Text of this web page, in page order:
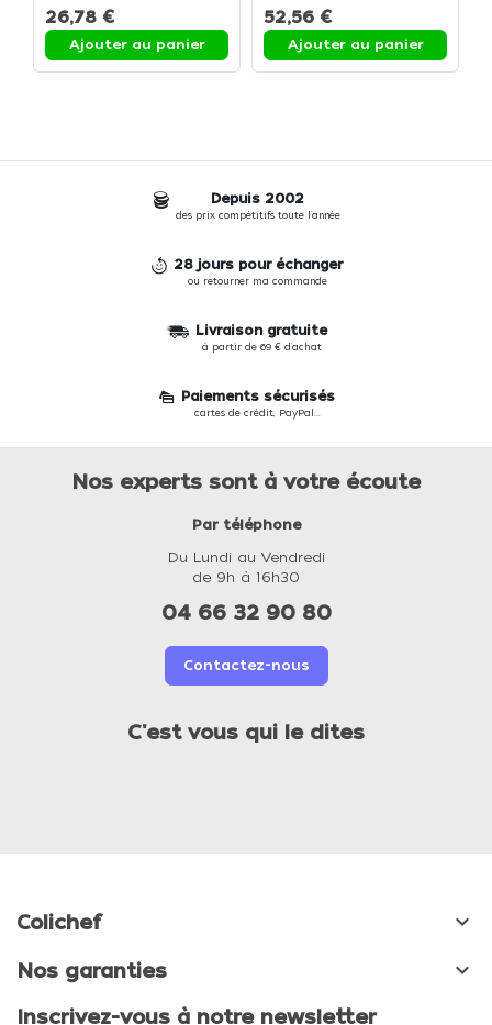
26,78 €
Ajouter au panier
52,56 €
Ajouter au panier
Depuis 2002
des prix compétitifs toute l'année
28 jours pour échanger
ou retourner ma commande
Livraison gratuite
à partir de 69 € d'achat
Paiements sécurisés
cartes de crédit, PayPal...
Nos experts sont à votre écoute
Par téléphone
Du Lundi au Vendredi
de 9h à 16h30
04 66 32 90 80
Contactez-nous
C'est vous qui le dites
Colichef 
Nos garanties 
Inscrivez-vous à notre newsletter